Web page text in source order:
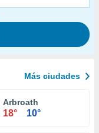
Más ciudades
Arbroath
18° 10°